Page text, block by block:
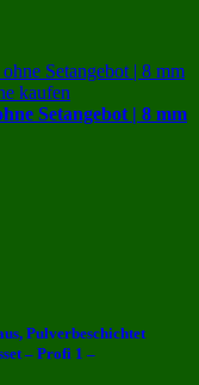
Setangebot | 8 mm
Pulverbeschichtet
– Profi 1 –